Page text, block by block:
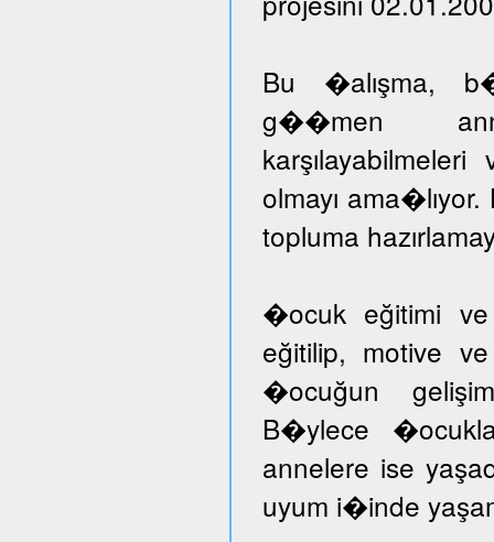
Bu �alışma,
g��men
olmayı
topluma
�ocuk eğitimi ve
eğitilip, motive
�ocuğun
B�ylece
annelere ise
uyum i�inde